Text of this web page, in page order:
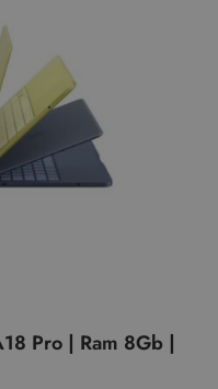
Pro | Ram 8Gb |